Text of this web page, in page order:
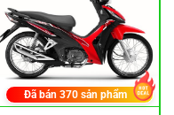
Đã bán370 sản phẩm